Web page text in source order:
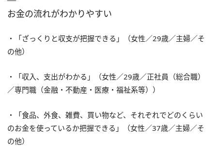
お金の流れがわかりやすい
・「ざっくりと収支が把握できる」（女性／29歳／主婦／そ
の他）
・「収入、支出がわかる」（女性／29歳／正社員（総合職）
／専門職（金融・不動産・医療・福祉系等））
・「食品、外食、雑費、買い物など、それぞれでどのくらい
のお金を使っているか把握できる」（女性／37歳／主婦／そ
の他）